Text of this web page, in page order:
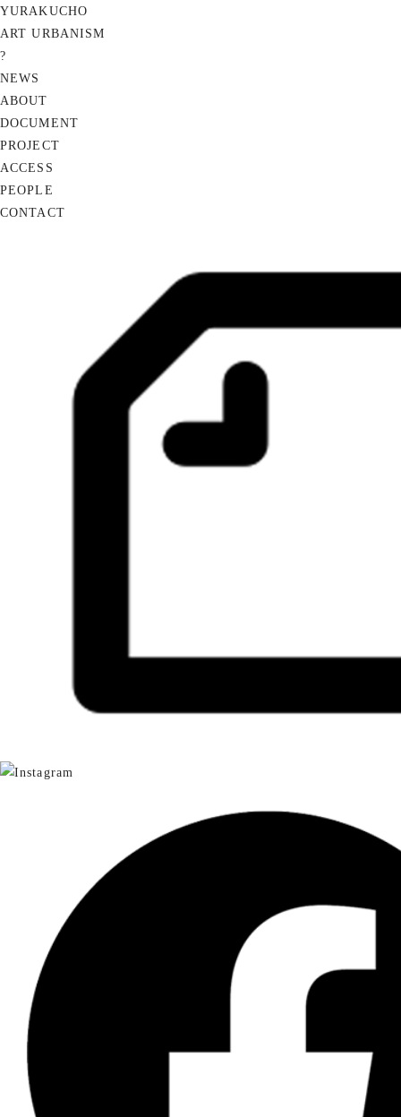
YURAKUCHO
ART URBANISM
?
NEWS
ABOUT
DOCUMENT
PROJECT
ACCESS
PEOPLE
CONTACT